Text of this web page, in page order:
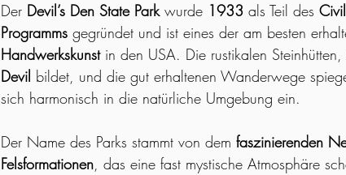
Der Devil’s Den State Park wurde 1933 als Teil des
Programms gegründet und ist eines der am besten
Handwerkskunst in den USA. Die rustikalen
Devil bildet, und die gut erhaltenen Wanderwege
sich harmonisch in die natürliche Umgebung ein.
Der Name des Parks stammt von dem faszinierenden
Felsformationen, das eine fast mystische Atmosphäre